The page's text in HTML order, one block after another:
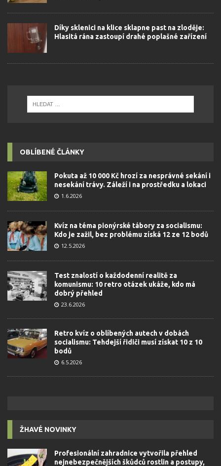
Díky sklenici na klice sklapne past na zloděje:
Hlasitá rána zastoupí drahé poplašné zařízení
OBLÍBENÉ ČLÁNKY
Pokuta až 10 000 Kč hrozí za nesprávné sekání i
nesekání trávy. Záleží i na prostředku a lokaci
1.6.2026
Kvíz na téma pionýrské tábory za socialismu:
Kdo je zažil, bez problému získá 12 ze 12 bodů
12.5.2026
Test znalostí o každodenní realitě za
komunismu: 10 retro otázek ukáže, kdo má
dobrý přehled
23.6.2026
Retro kvíz o oblíbených autech v dobách
socialismu: Tehdejší řidiči musí získat 10 z 10
bodů
6.5.2026
ŽHAVÉ NOVINKY
Profesionální zahradnice vytvořila přehled
nejnebezpečnějších škůdců rostlin a postupy,